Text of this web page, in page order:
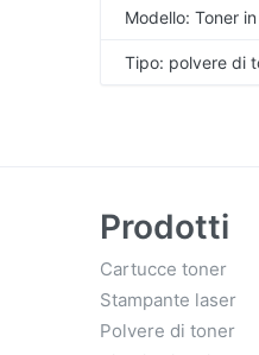
A0V30CK
Toner
Minolta
Tipo: polvere di
Prodotti
Cartucce toner
Stampante laser
Polvere di toner